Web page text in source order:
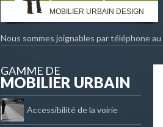
MOBILIER URBAIN DESIGN
Nous sommes joignables par téléphone au
GAMME DE
MOBILIER URBAIN
Accessibilité de la voirie